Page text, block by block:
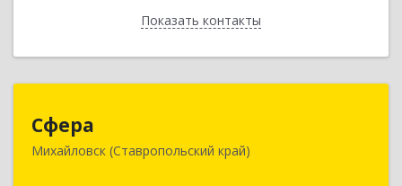
Показать контакты
Назад
Сфера
Михайловск (Ставропольский край)
356240, Ставропольский край, Шпаковский р-